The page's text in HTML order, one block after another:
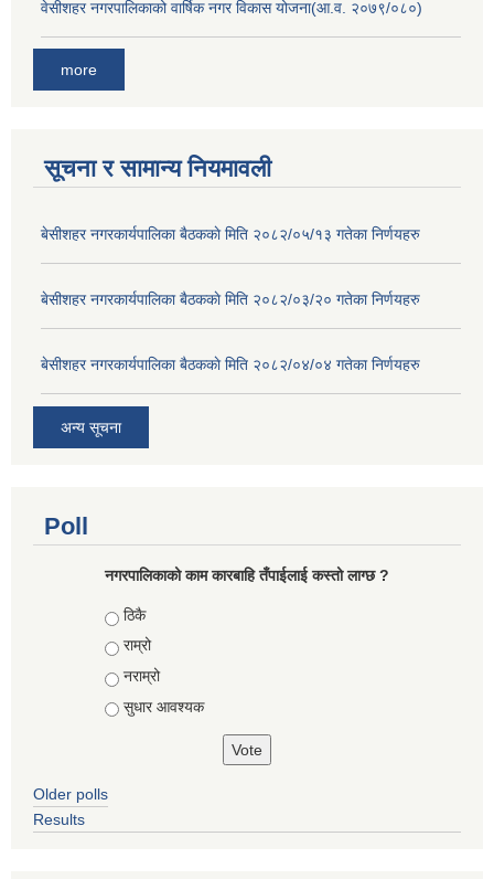
वेसीशहर नगरपालिकाको वार्षिक नगर विकास योजना(आ.व. २०७९/०८०)
more
सूचना र सामान्य नियमावली
बे‍‍सीशहर नगरकार्यपालिका बैठककाे मिति २०८२/०५/१३ गतेका निर्णयहरु
बे‍‍सीशहर नगरकार्यपालिका बैठककाे मिति २०८२/०३/२० गतेका निर्णयहरु
बे‍‍सीशहर नगरकार्यपालिका बैठककाे मिति २०८२/०४/०४ गतेका निर्णयहरु
अन्य सूचना
Poll
नगरपालिकाको काम कारबाहि तँपाईलाई कस्तो लाग्छ ?
Choices
ठिकै
राम्रो
नराम्रो
सुधार आवश्यक
Older polls
Results